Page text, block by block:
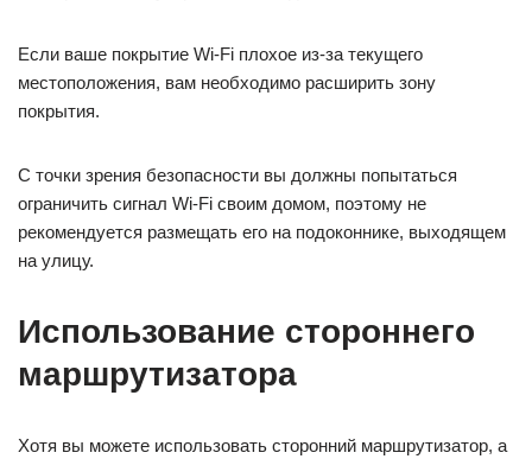
Если ваше покрытие Wi-Fi плохое из-за текущего
местоположения, вам необходимо расширить зону
покрытия.
С точки зрения безопасности вы должны попытаться
ограничить сигнал Wi-Fi своим домом, поэтому не
рекомендуется размещать его на подоконнике, выходящем
на улицу.
Использование стороннего
маршрутизатора
Хотя вы можете использовать сторонний маршрутизатор, а